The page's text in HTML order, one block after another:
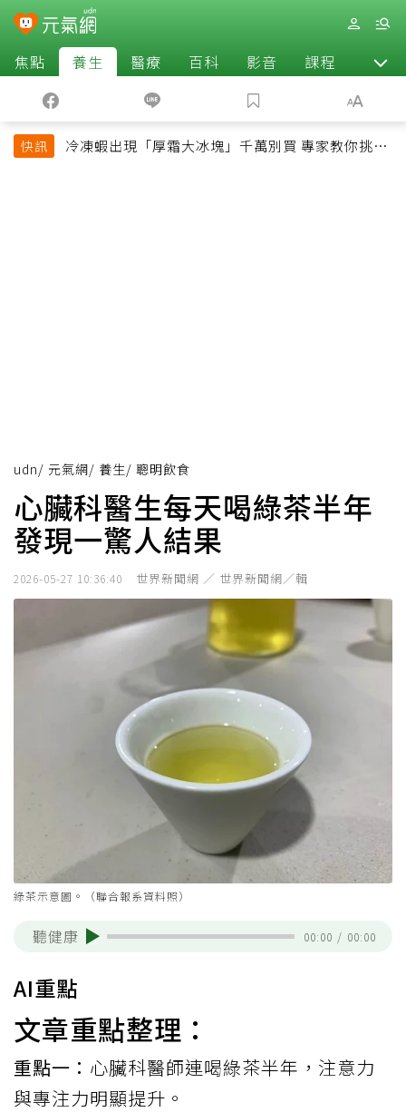
焦點 養生 醫療 百科 影音 課程 退休
快訊
冷凍蝦出現「厚霜大冰塊」千萬別買 專家教你挑出
udn/ 元氣網/ 養生/ 聰明飲食
心臟科醫生每天喝綠茶半年
發現一驚人結果
2026-05-27 10:36:40 世界新聞網 ／ 世界新聞網／輯
綠茶示意圖。（聯合報系資料照）
聽健康 00:00 / 00:00
AI重點
文章重點整理：
重點一： 心臟科醫師連喝綠茶半年，注意力
與專注力明顯提升。